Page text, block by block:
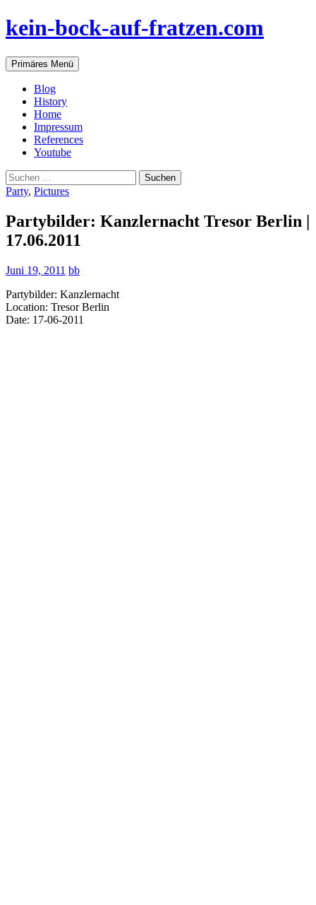
Zum
Inhalt
kein-bock-auf-fratzen.com
Suchen
Primäres Menü
Blog
History
Home
Impressum
References
Youtube
Suchen
nach:
Party, Pictures
Partybilder: Kanzlernacht Tresor Berlin |
17.06.2011
Juni 19, 2011 bb
Partybilder: Kanzlernacht
Location: Tresor Berlin
Date: 17-06-2011